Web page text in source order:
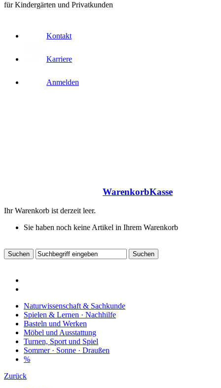
für Kindergärten und Privatkunden
Kontakt
Karriere
Anmelden
WarenkorbKasse
Ihr Warenkorb ist derzeit leer.
Sie haben noch keine Artikel in Ihrem Warenkorb
Naturwissenschaft & Sachkunde
Spielen & Lernen · Nachhilfe
Basteln und Werken
Möbel und Ausstattung
Turnen, Sport und Spiel
Sommer · Sonne · Draußen
%
Zurück